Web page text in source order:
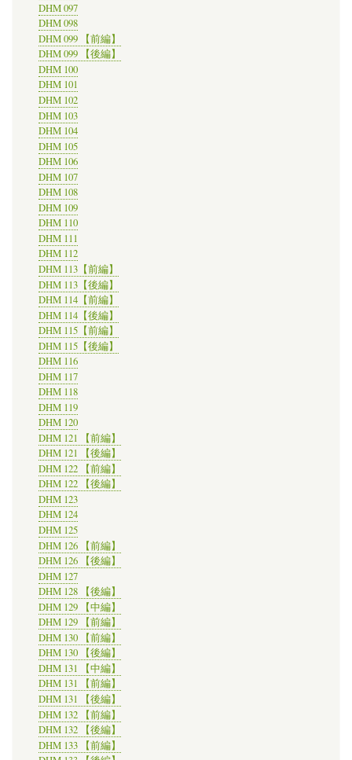
DHM 097
DHM 098
DHM 099 【前編】
DHM 099 【後編】
DHM 100
DHM 101
DHM 102
DHM 103
DHM 104
DHM 105
DHM 106
DHM 107
DHM 108
DHM 109
DHM 110
DHM 111
DHM 112
DHM 113【前編】
DHM 113【後編】
DHM 114【前編】
DHM 114【後編】
DHM 115【前編】
DHM 115【後編】
DHM 116
DHM 117
DHM 118
DHM 119
DHM 120
DHM 121 【前編】
DHM 121 【後編】
DHM 122 【前編】
DHM 122 【後編】
DHM 123
DHM 124
DHM 125
DHM 126 【前編】
DHM 126 【後編】
DHM 127
DHM 128 【後編】
DHM 129 【中編】
DHM 129 【前編】
DHM 130 【前編】
DHM 130 【後編】
DHM 131 【中編】
DHM 131 【前編】
DHM 131 【後編】
DHM 132 【前編】
DHM 132 【後編】
DHM 133 【前編】